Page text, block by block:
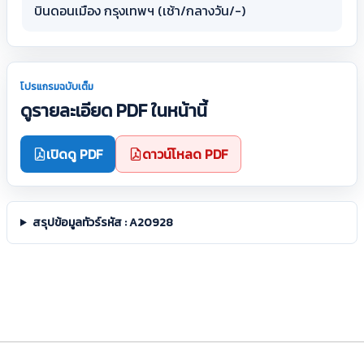
บินดอนเมือง กรุงเทพฯ (เช้า/กลางวัน/-)
โปรแกรมฉบับเต็ม
ดูรายละเอียด PDF ในหน้านี้
เปิดดู PDF ดาวน์โหลด PDF
สรุปข้อมูลทัวร์รหัส : A20928